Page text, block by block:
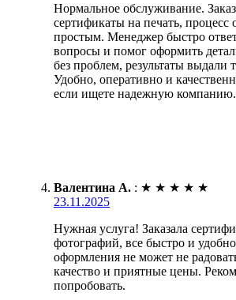
Нормальное обслуживание.
сертификаты на печать, процесс
простым. Менеджер быстро
вопросы и помог оформить
без проблем, результаты выдали
Удобно, оперативно и
если ищете надежную компанию.
Валентина А. : ★ ★ ★ ★ ★
23.11.2025
Нужная услуга! Заказала
фотографий, все быстро и
оформления не может не
качество и приятные цены.
попробовать.